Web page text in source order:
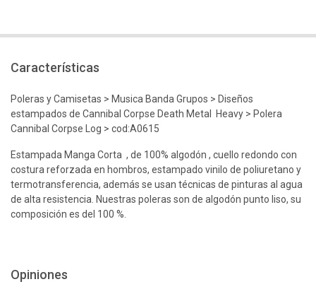
Características
Poleras y Camisetas > Musica Banda Grupos > Diseños
estampados de Cannibal Corpse Death Metal Heavy > Polera
Cannibal Corpse Log > cod:A0615
Estampada Manga Corta , de 100% algodón , cuello redondo con
costura reforzada en hombros, estampado vinilo de poliuretano y
termotransferencia, además se usan técnicas de pinturas al agua
de alta resistencia. Nuestras poleras son de algodón punto liso, su
composición es del 100 %.
Opiniones